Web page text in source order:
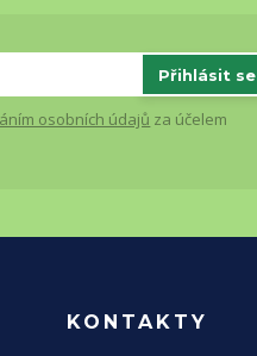
Přihlásit se
osobních údajů za účelem
KONTAKTY